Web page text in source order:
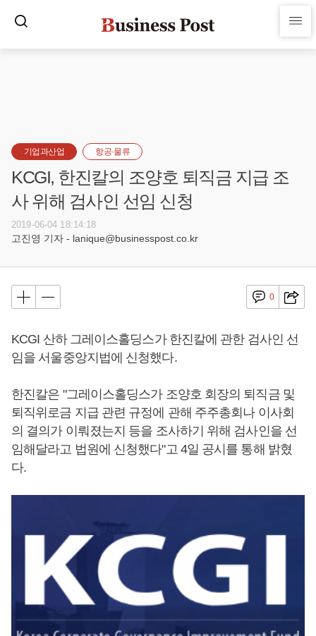
기업과산업 항공·물류
KCGI, 한진칼의 조양호 퇴직금 지급 조
사 위해 검사인 선임 신청
2019-06-04 18:14:18
고진영 기자 - lanique@businesspost.co.kr
0
KCGI 산하 그레이스홀딩스가 한진칼에 관한 검사인 선
임을 서울중앙지법에 신청했다.
한진칼은 "그레이스홀딩스가 조양호 회장의 퇴직금 및
퇴직위로금 지급 관련 규정에 관해 주주총회나 이사회
의 결의가 이뤄졌는지 등을 조사하기 위해 검사인을 선
임해달라고 법원에 신청했다"고 4일 공시를 통해 밝혔
다.